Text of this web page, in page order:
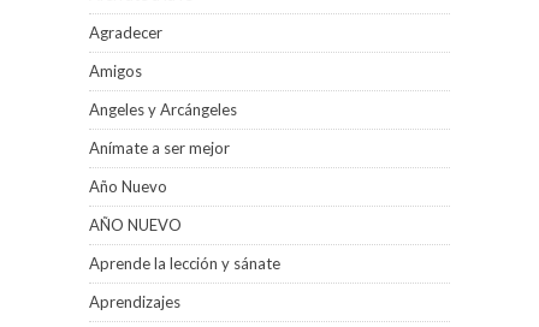
Agradecer
Amigos
Angeles y Arcángeles
Anímate a ser mejor
Año Nuevo
AÑO NUEVO
Aprende la lección y sánate
Aprendizajes